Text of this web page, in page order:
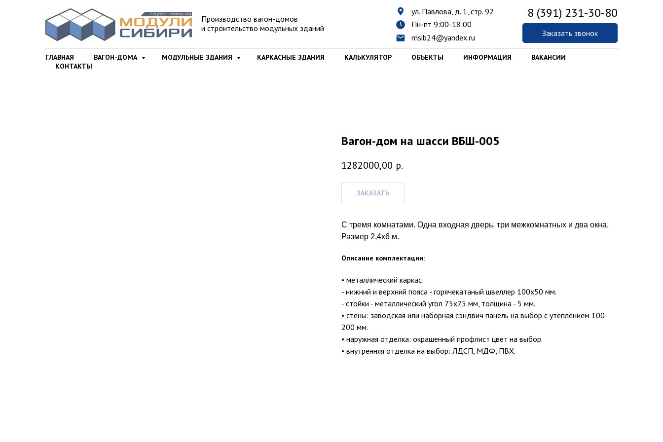
8 (391) 231-30-80
msib24@yandex.ru
Производство вагон-домов
и строительство модульных зданий
Заказать звонок
ул. Павлова, д. 1, стр. 92
Пн-пт 9:00-18:00
ГЛАВНАЯ ВАГОН-ДОМА МОДУЛЬНЫЕ ЗДАНИЯ КАРКАСНЫЕ ЗДАНИЯ КАЛЬКУЛЯТОР ОБЪЕКТЫ ИНФОРМАЦИЯ
ВАКАНСИИ
КОНТАКТЫ
Вагон-дом на шасси ВБШ-005
1282000,00 р.
ЗАКАЗАТЬ
С тремя комнатами. Одна входная дверь, три межкомнатных и два окна.
Размер 2,4х6 м.
Описание комплектации:
• металлический каркас:
- нижний и верхний пояса - горячекатаный швеллер 100х50 мм.
- стойки - металлический угол 75х75 мм, толщина - 5 мм.
• стены: заводская или наборная сэндвич панель на выбор с утеплением 100-
200 мм.
• наружная отделка: окрашенный профлист цвет на выбор.
• внутренняя отделка на выбор: ЛДСП, МДФ, ПВХ.